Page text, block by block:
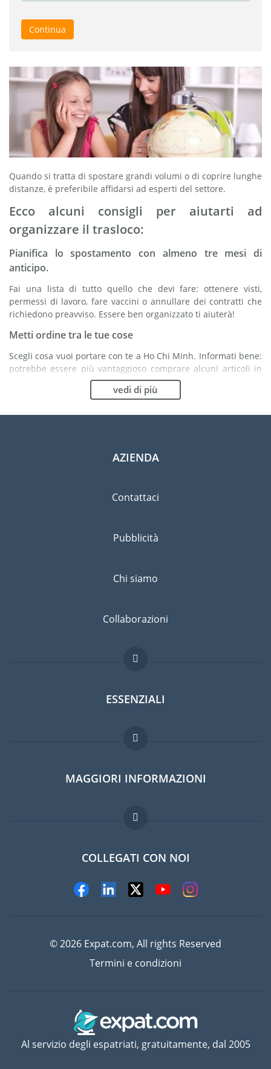
Continua
Quando si tratta di spostare grandi volumi o di coprire lunghe
distanze, è preferibile affidarsi ad esperti del settore.
Ecco alcuni consigli per aiutarti ad
organizzare il trasloco:
Pianifica lo spostamento con almeno tre mesi di
anticipo.
Fai una lista di tutto quello che devi fare: ottenere visti,
permessi di lavoro, fare vaccini o annullare dei contratti che
richiedono preavviso. Essere ben organizzato ti aiuterà!
Metti ordine tra le tue cose
Scegli cosa vuoi portare con te a Ho Chi Minh. Informati bene:
potrebbe essere più vantaggioso comprare alcuni articoli in
Scegli la compagnia di traslochi più adatta ad
organizzare il tuo trasferimento a Ho Chi Minh
Eliminare il rischio non è possibile quindi un'assicurazione
vedi di più
AZIENDA
Contattaci
Pubblicità
Chi siamo
Collaborazioni
ESSENZIALI
Forum per expat
Guida per expat
Lavori all'estero
MAGGIORI INFORMAZIONI
Domande frequenti
COLLEGATI CON NOI
© 2026 Expat.com, All rights Reserved
Termini e condizioni
Al servizio degli espatriati, gratuitamente, dal 2005